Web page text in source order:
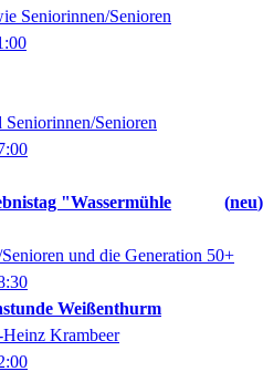
Seniorinnen/Senioren
Senioren
"Wassermühle
neu
und die Generation 50+
Weißenthurm
Krambeer